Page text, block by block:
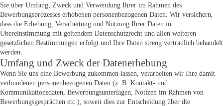
Sie über Umfang, Zweck und Verwendung Ihrer im Rahmen des
Bewerbungsprozesses erhobenen personenbezogenen Daten. Wir versichern,
dass die Erhebung, Verarbeitung und Nutzung Ihrer Daten in
Übereinstimmung mit geltendem Datenschutzrecht und allen weiteren
gesetzlichen Bestimmungen erfolgt und Ihre Daten streng vertraulich behandelt
werden.
Umfang und Zweck der Datenerhebung
Wenn Sie uns eine Bewerbung zukommen lassen, verarbeiten wir Ihre damit
verbundenen personenbezogenen Daten (z. B. Kontakt- und
Kommunikationsdaten, Bewerbungsunterlagen, Notizen im Rahmen von
Bewerbungsgesprächen etc.), soweit dies zur Entscheidung über die